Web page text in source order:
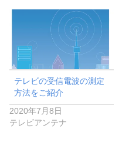
テレビの受信電波の測定
方法をご紹介
2020年7月8日
テレビアンテナ